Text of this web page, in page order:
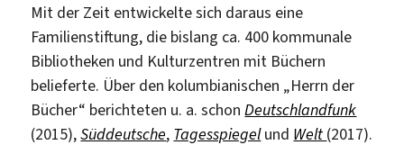
Mit der Zeit entwickelte sich daraus eine
Familienstiftung, die bislang ca. 400 kommunale
Bibliotheken und Kulturzentren mit Büchern
belieferte. Über den kolumbianischen „Herrn der
Bücher“ berichteten u. a. schonDeutschlandfunk
(2015),Süddeutsche, Tagesspiegelund Welt(2017).